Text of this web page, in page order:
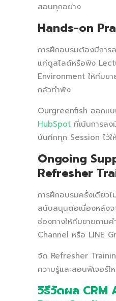
สอนทุกอย่าง
Hands-on
การฝึกอบรมต้องมีการ
แค่ดูสไลด์หรือฟัง
Environment ให้ทีมข
กลัวทำพัง
Ourgreenfish ออกแ
HubSpot ที่เน้นการล
บันทึกทุก Session ไว้
Ongoing
Refresher
การฝึกอบรมครั้งเดียว
สนับสนุนต่อเนื่องหลังจ
ช่องทางให้ทีมขายถาม
Channel หรือ LINE
จัด Refresher
ความรู้และสอนฟีเจอร์ใ
วิธีวัดผล CRM